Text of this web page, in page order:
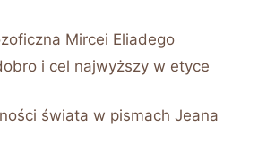
Mircei Eliadego
i cel najwyższy w etyce
świata w pismach Jeana